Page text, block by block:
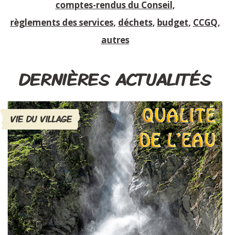
comptes-rendus du Conseil,
règlements des services, déchets, budget, CCGQ,
autres
DERNIÈRES ACTUALITÉS
VIE DU VILLAGE